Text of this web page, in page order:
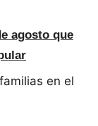
agosto que
en el